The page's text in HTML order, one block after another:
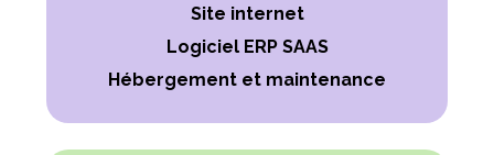
Site internet
Logiciel ERP SAAS
Hébergement et maintenance